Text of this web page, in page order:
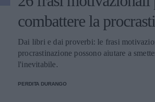
combattere la
Dai libri e dai proverbi: le frasi
procrastinazione possono aiutare a
l'inevitabile.
PERDITA DURANGO